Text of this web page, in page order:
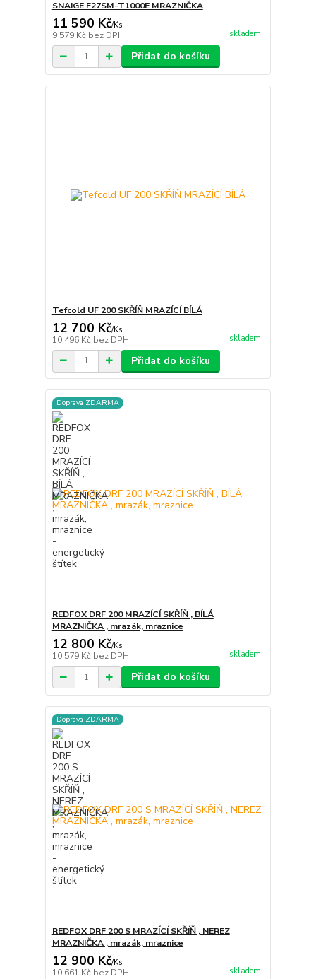
SNAIGE F27SM-T1000E MRAZNIČKA
11 590 Kč/Ks
9 579 Kč bez DPH skladem
Přidat do košíku
Tefcold UF 200 SKŘÍŇ MRAZÍCÍ BÍLÁ
12 700 Kč/Ks
10 496 Kč bez DPH skladem
Přidat do košíku
Doprava ZDARMA
REDFOX DRF 200 MRAZÍCÍ SKŘÍŇ , BÍLÁ
MRAZNIČKA , mrazák, mraznice
12 800 Kč/Ks
10 579 Kč bez DPH skladem
Přidat do košíku
Doprava ZDARMA
REDFOX DRF 200 S MRAZÍCÍ SKŘÍŇ , NEREZ
MRAZNIČKA , mrazák, mraznice
12 900 Kč/Ks
10 661 Kč bez DPH skladem